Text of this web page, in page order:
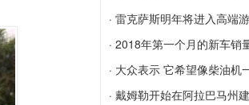
驾车
造...
大众和合作伙伴SAIC开始在
值25亿美元的奥迪工厂
· 雷克萨斯明年将进入高端
雷克萨斯明年将进入高端游
· 2018年第一个月的新车销
个月
2018年第一个月的新车销量
· 大众表示 它希望像柴油机
大众表示 它希望像柴油机一
· 戴姆勒开始在阿拉巴马州